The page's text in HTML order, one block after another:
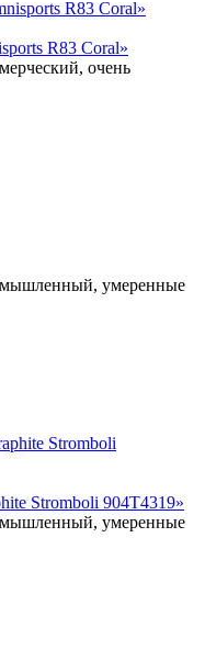
R83 Coral»
очень
умеренные
Stromboli 904T4319»
умеренные